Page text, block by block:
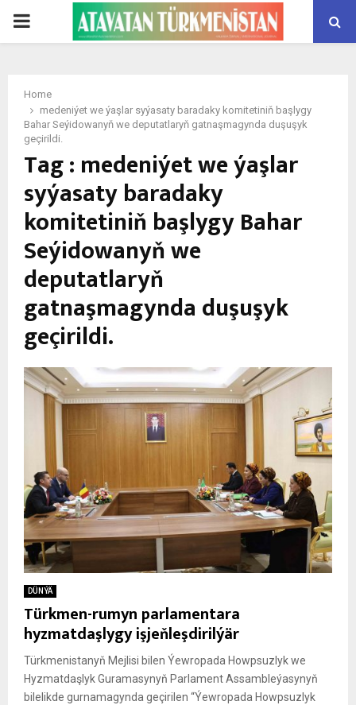
PRIMARY
Home
medeniýet we ýaşlar syýasaty baradaky komitetiniň başlygy
Bahar Seýidowanyň we deputatlaryň gatnaşmagynda duşuşyk
geçirildi.
Tag : medeniýet we ýaşlar
syýasaty baradaky
komitetiniň başlygy Bahar
Seýidowanyň we
deputatlaryň
gatnaşmagynda duşuşyk
geçirildi.
DÜNÝÄ
Türkmen-rumyn parlamentara
hyzmatdaşlygy işjeňleşdirilýär
Türkmenistanyň Mejlisi bilen Ýewropada Howpsuzlyk we
Hyzmatdaşlyk Guramasynyň Parlament Assambleýasynyň
bilelikde gurnamagynda geçirilen “Ýewropada Howpsuzlyk